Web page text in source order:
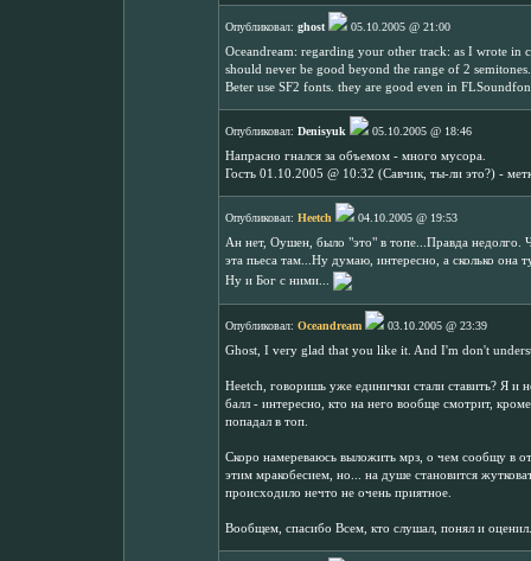
Опубликовал: ghost
05.10.2005 @ 21:00
Oceandream: regarding your other track: as I wrote in
should never be good beyond the range of 2 semitones.
Beter use SF2 fonts. they are good even in
Опубликовал: Denisyuk
05.10.2005 @ 18:46
Напрасно гнался за объемом - много мусора.
Гость 01.10.2005 @ 10:32 (Савчик, ты-ли это?) -
Опубликовал: Heetch
04.10.2005 @ 19:53
Ан нет, Оушен, было "это" в топе...Правда недолго.
эта пьеса там...Ну думаю, интересно, а сколько она
Ну и Бог с ними...
Опубликовал: Oceandream
03.10.2005 @ 23:39
Ghost, I very glad that you like it. And I'm don't
Heetch, говоришь уже единички стали ставить? Я и
балл - интересно, кто на него вообще смотрит,
попадал в топ.
Скоро намереваюсь выложить мрз, о чем сообщу в
этим мракобесием, но... на душе становится
происходило нечто не очень приятное.
Вообщем, спасибо Всем, кто слушал, понял и